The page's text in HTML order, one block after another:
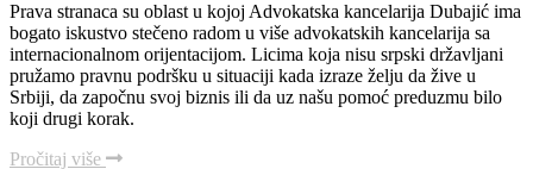
Prava stranaca su oblast u kojoj Advokatska kancelarija Dubajić ima
bogato iskustvo stečeno radom u više advokatskih kancelarija sa
internacionalnom orijentacijom. Licima koja nisu srpski državljani
pružamo pravnu podršku u situaciji kada izraze želju da žive u
Srbiji, da započnu svoj biznis ili da uz našu pomoć preduzmu bilo
koji drugi korak.
Pročitaj više